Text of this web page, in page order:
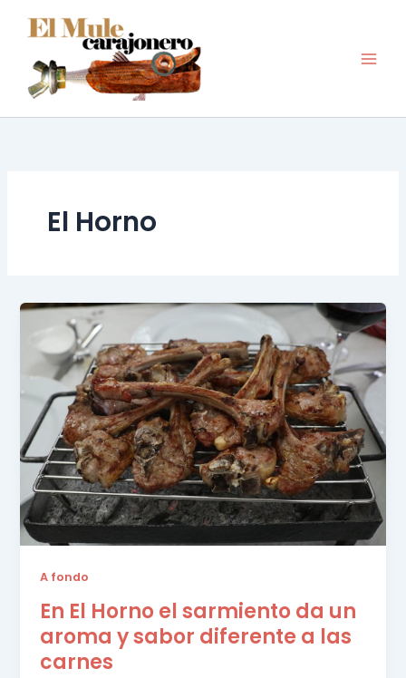
El Horno
A fondo
En El Horno el sarmiento da un
aroma y sabor diferente a las
carnes